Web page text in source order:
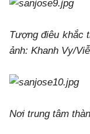
Tượng điêu khắc
ảnh: Khanh Vy/
Nơi trung tâm